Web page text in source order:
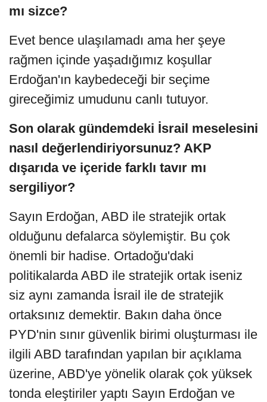
mı sizce?
Evet bence ulaşılamadı ama her şeye
rağmen içinde yaşadığımız koşullar
Erdoğan'ın kaybedeceği bir seçime
gireceğimiz umudunu canlı tutuyor.
Son olarak gündemdeki İsrail meselesini
nasıl değerlendiriyorsunuz? AKP
dışarıda ve içeride farklı tavır mı
sergiliyor?
Sayın Erdoğan, ABD ile stratejik ortak
olduğunu defalarca söylemiştir. Bu çok
önemli bir hadise. Ortadoğu'daki
politikalarda ABD ile stratejik ortak iseniz
siz aynı zamanda İsrail ile de stratejik
ortaksınız demektir. Bakın daha önce
PYD'nin sınır güvenlik birimi oluşturması ile
ilgili ABD tarafından yapılan bir açıklama
üzerine, ABD'ye yönelik olarak çok yüksek
tonda eleştiriler yaptı Sayın Erdoğan ve